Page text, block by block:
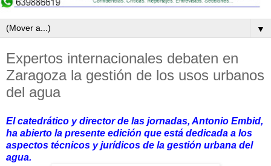
▼
Expertos internacionales debaten en
Zaragoza la gestión de los usos urbanos
del agua
El catedrático y director de las jornadas, Antonio Embid,
ha abierto la presente edición que está dedicada a los
aspectos técnicos y jurídicos de la gestión urbana del
agua.